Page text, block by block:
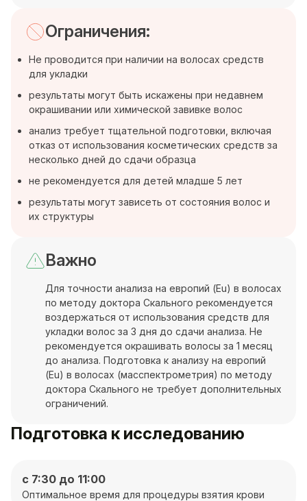
Ограничения:
Не проводится при наличии на волосах средств
для укладки
результаты могут быть искажены при недавнем
окрашивании или химической завивке волос
анализ требует тщательной подготовки, включая
отказ от использования косметических средств за
несколько дней до сдачи образца
не рекомендуется для детей младше 5 лет
результаты могут зависеть от состояния волос и
их структуры
Важно
Для точности анализа на европий (Eu) в волосах
по методу доктора Скального рекомендуется
воздержаться от использования средств для
укладки волос за 3 дня до сдачи анализа. Не
рекомендуется окрашивать волосы за 1 месяц
до анализа. Подготовка к анализу на европий
(Eu) в волосах (масспектрометрия) по методу
доктора Скального не требует дополнительных
ограничений.
Подготовка к исследованию
с 7:30 до 11:00
Оптимальное время для процедуры взятия крови